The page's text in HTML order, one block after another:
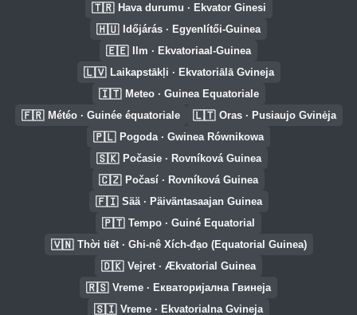
🇹🇷 Hava durumu · Ekvator Ginesi
🇭🇺 Időjárás · Egyenlítői-Guinea
🇪🇪 Ilm · Ekvatoriaal-Guinea
🇱🇻 Laikapstākļi · Ekvatoriālā Gvineja
🇮🇹 Meteo · Guinea Equatoriale
🇫🇷 Météo · Guinée équatoriale 🇱🇹 Oras · Pusiaujo Gvinėja
🇵🇱 Pogoda · Gwinea Równikowa
🇸🇰 Počasie · Rovníková Guinea
🇨🇿 Počasí · Rovníková Guinea
🇫🇮 Sää · Päiväntasaajan Guinea
🇵🇹 Tempo · Guiné Equatorial
🇻🇳 Thời tiết · Ghi-nê Xích-đạo (Equatorial Guinea)
🇩🇰 Vejret · Ækvatorial Guinea
🇷🇸 Vreme · Екваторијална Гвинеја
🇸🇮 Vreme · Ekvatorialna Gvineja